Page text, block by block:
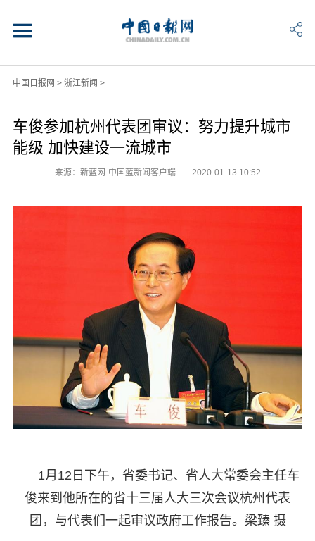
中国日报网 > 浙江新闻 >
车俊参加杭州代表团审议：努力提升城市
能级 加快建设一流城市
来源：新蓝网-中国蓝新闻客户端 2020-01-13 10:52
1月12日下午，省委书记、省人大常委会主任车
俊来到他所在的省十三届人大三次会议杭州代表
团，与代表们一起审议政府工作报告。梁臻 摄